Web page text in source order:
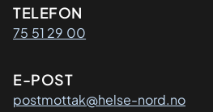
Kontaktinformasjon
TELEFON
75 51 29 00
E-POST
postmottak@helse-nord.no